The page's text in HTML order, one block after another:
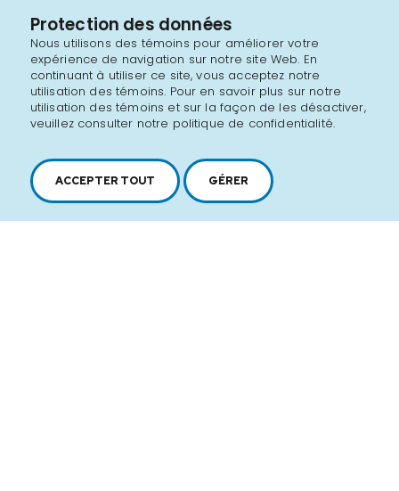
Protection des données
Nous utilisons des témoins pour améliorer votre
expérience de navigation sur notre site Web. En
continuant à utiliser ce site, vous acceptez notre
utilisation des témoins. Pour en savoir plus sur notre
utilisation des témoins et sur la façon de les désactiver,
veuillez consulter notre politique de confidentialité.
ACCEPTER TOUT GÉRER